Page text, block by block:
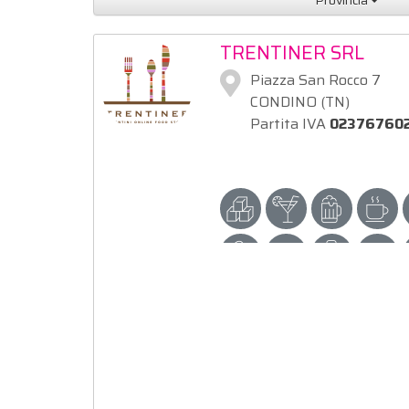
TRENTINER SRL
Piazza San Rocco 7
CONDINO (TN)
Partita IVA